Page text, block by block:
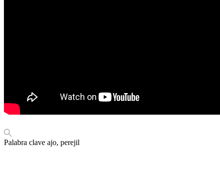
Palabra clave ajo, perejil